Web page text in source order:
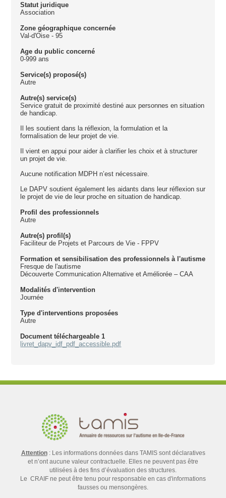
Statut juridique
Association
Zone géographique concernée
Val-d'Oise - 95
Age du public concerné
0-999 ans
Service(s) proposé(s)
Autre
Autre(s) service(s)
Service gratuit de proximité destiné aux personnes en situation
de handicap.
Il les soutient dans la réflexion, la formulation et la
formalisation de leur projet de vie.
Il vient en appui pour aider à clarifier les choix et à structurer
un projet de vie.
Aucune notification MDPH n’est nécessaire.
Le DAPV soutient également les aidants dans leur réflexion sur
le projet de vie de leur proche en situation de handicap.
Profil des professionnels
Autre
Autre(s) profil(s)
Faciliteur de Projets et Parcours de Vie - FPPV
Formation et sensibilisation des professionnels à l'autisme
Fresque de l'autisme
Découverte Communication Alternative et Améliorée – CAA
Modalités d'intervention
Journée
Type d'interventions proposées
Autre
Document téléchargeable 1
livret_dapv_idf_pdf_accessible.pdf
Attention: Les informations données dans TAMIS sont déclaratives
et n’ont aucune valeur contractuelle. Elles ne peuvent pas être
utilisées à des fins d’évaluation des structures.
Le CRAIF ne peut être tenu pour responsable en cas d'informations
fausses ou mensongères.